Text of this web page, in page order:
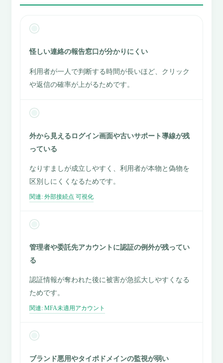
怪しい連絡の報告窓口が分かりにくい
利用者が一人で判断する時間が長いほど、クリック
や返信の確率が上がるためです。
外から見えるログイン画面や古いサポート導線が残
っている
なりすましが成立しやすく、利用者が本物と偽物を
区別しにくくなるためです。
関連: 外部接続点 可視化
管理者や委託先アカウントに認証の例外が残ってい
る
認証情報が奪われた後に被害が急拡大しやすくなる
ためです。
関連: MFA未適用アカウント
ブランド悪用やタイポドメインの監視が弱い